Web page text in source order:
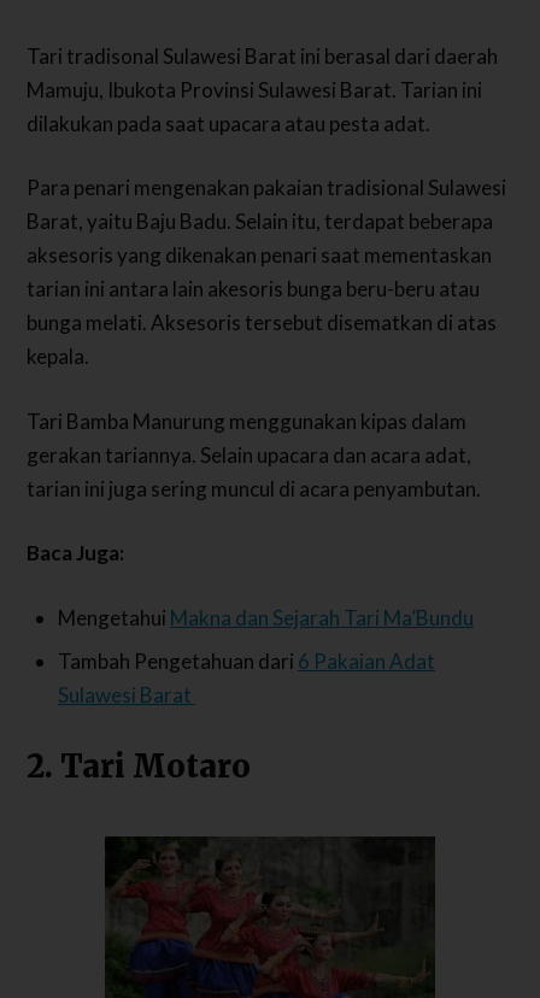
Tari tradisonal Sulawesi Barat ini berasal dari daerah
Mamuju, Ibukota Provinsi Sulawesi Barat. Tarian ini
dilakukan pada saat upacara atau pesta adat.
Para penari mengenakan pakaian tradisional Sulawesi
Barat, yaitu Baju Badu. Selain itu, terdapat beberapa
aksesoris yang dikenakan penari saat mementaskan
tarian ini antara lain akesoris bunga beru-beru atau
bunga melati. Aksesoris tersebut disematkan di atas
kepala.
Tari Bamba Manurung menggunakan kipas dalam
gerakan tariannya. Selain upacara dan acara adat,
tarian ini juga sering muncul di acara penyambutan.
Baca Juga:
Mengetahui Makna dan Sejarah Tari Ma’Bundu
Tambah Pengetahuan dari 6 Pakaian Adat
Sulawesi Barat
2. Tari Motaro